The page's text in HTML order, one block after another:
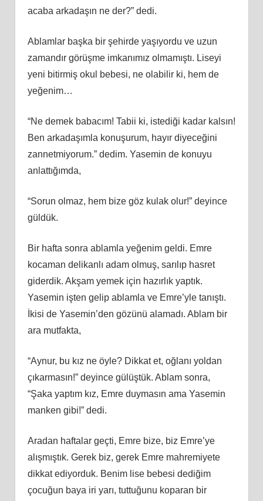
acaba arkadaşın ne der?” dedi.
Ablamlar başka bir şehirde yaşıyordu ve uzun
zamandır görüşme imkanımız olmamıştı. Liseyi
yeni bitirmiş okul bebesi, ne olabilir ki, hem de
yeğenim…
“Ne demek babacım! Tabii ki, istediği kadar kalsın!
Ben arkadaşımla konuşurum, hayır diyeceğini
zannetmiyorum.” dedim. Yasemin de konuyu
anlattığımda,
“Sorun olmaz, hem bize göz kulak olur!” deyince
güldük.
Bir hafta sonra ablamla yeğenim geldi. Emre
kocaman delikanlı adam olmuş, sarılıp hasret
giderdik. Akşam yemek için hazırlık yaptık.
Yasemin işten gelip ablamla ve Emre’yle tanıştı.
İkisi de Yasemin’den gözünü alamadı. Ablam bir
ara mutfakta,
“Aynur, bu kız ne öyle? Dikkat et, oğlanı yoldan
çıkarmasın!” deyince gülüştük. Ablam sonra,
“Şaka yaptım kız, Emre duymasın ama Yasemin
manken gibi!” dedi.
Aradan haftalar geçti, Emre bize, biz Emre’ye
alışmıştık. Gerek biz, gerek Emre mahremiyete
dikkat ediyorduk. Benim lise bebesi dediğim
çocuğun baya iri yarı, tuttuğunu koparan bir